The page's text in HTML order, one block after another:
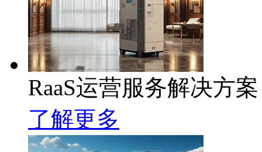
RaaS运营服务解决方案
了解更多